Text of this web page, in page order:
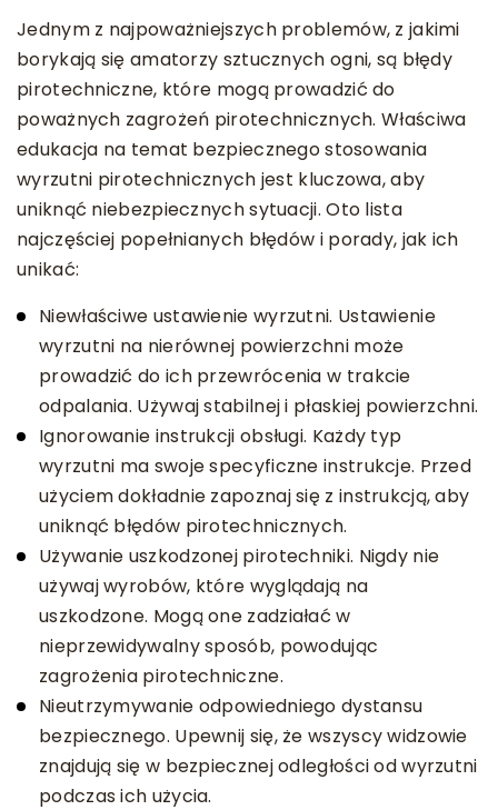
Jednym z najpoważniejszych problemów, z jakimi
borykają się amatorzy sztucznych ogni, są błędy
pirotechniczne, które mogą prowadzić do
poważnych zagrożeń pirotechnicznych. Właściwa
edukacja na temat bezpiecznego stosowania
wyrzutni pirotechnicznych jest kluczowa, aby
uniknąć niebezpiecznych sytuacji. Oto lista
najczęściej popełnianych błędów i porady, jak ich
unikać:
Niewłaściwe ustawienie wyrzutni. Ustawienie
wyrzutni na nierównej powierzchni może
prowadzić do ich przewrócenia w trakcie
odpalania. Używaj stabilnej i płaskiej powierzchni.
Ignorowanie instrukcji obsługi. Każdy typ
wyrzutni ma swoje specyficzne instrukcje. Przed
użyciem dokładnie zapoznaj się z instrukcją, aby
uniknąć błędów pirotechnicznych.
Używanie uszkodzonej pirotechniki. Nigdy nie
używaj wyrobów, które wyglądają na
uszkodzone. Mogą one zadziałać w
nieprzewidywalny sposób, powodując
zagrożenia pirotechniczne.
Nieutrzymywanie odpowiedniego dystansu
bezpiecznego. Upewnij się, że wszyscy widzowie
znajdują się w bezpiecznej odległości od wyrzutni
podczas ich użycia.